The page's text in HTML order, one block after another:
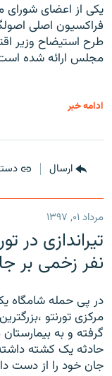
یکی از اعضای
فراکسیون اصلی
مجلس ارائه شده
ادامه خبر
ارسال
مرداد ۰۱, ۱۳۹۷
نفر زخمی بر
در پی حمله شامگاه
گرفته و به
حادثه یک کشته
جان خود را از دست